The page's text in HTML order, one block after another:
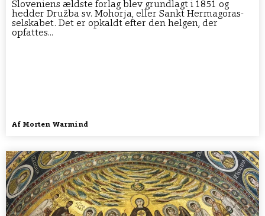
Sloveniens ældste forlag blev grundlagt i 1851 og
hedder Družba sv. Mohorja, eller Sankt Hermagoras-
selskabet. Det er opkaldt efter den helgen, der
opfattes...
Af Morten Warmind